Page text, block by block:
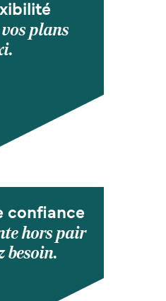
plans
confiance
hors pair
besoin.